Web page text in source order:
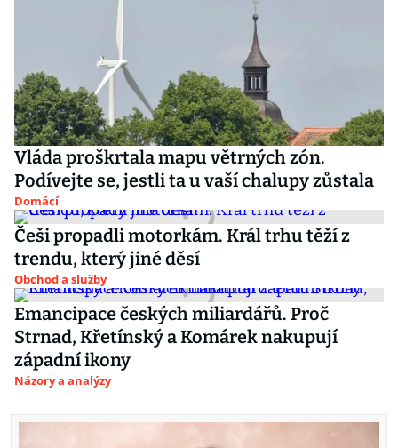
Vláda proškrtala mapu větrných zón.
Podívejte se, jestli ta u vaší chalupy zůstala
Domácí
Češi propadli motorkám. Král trhu těží z
trendu, který jiné děsí
Obchod a služby
Emancipace českých miliardářů. Proč
Strnad, Křetínský a Komárek nakupují
západní ikony
Názory a analýzy